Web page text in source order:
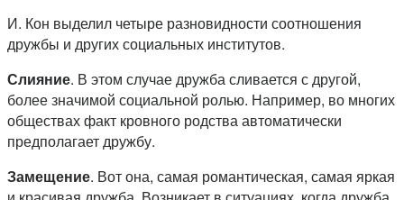
И. Кон выделил четыре разновидности соотношения
дружбы и других социальных институтов.
Слияние. В этом случае дружба сливается с другой,
более значимой социальной ролью. Например, во многих
обществах факт кровного родства автоматически
предполагает дружбу.
Замещение. Вот она, самая романтическая, самая яркая